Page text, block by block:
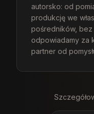
autorsko: od
produkcję we
pośredników,
odpowiadamy za
partner od